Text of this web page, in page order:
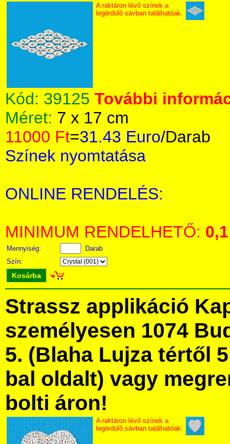
A raktáron lévő színek a
legördülő sávban találhatóak.
Kód: 39125 További
Méret: 7 x 17 cm
11000 Ft=31.43 Euro/Darab
Színek nyomtatása
ONLINE RENDELÉS:
MINIMUM RENDELHETŐ: 0,1
Mennyiség:
Darab
Szín:
Kosárba
Strassz applikáció
személyesen 1074
5. (Blaha Lujza tértől
bal oldalt) vagy
bolti áron!
A raktáron lévő színek a
legördülő sávban találhatóak.